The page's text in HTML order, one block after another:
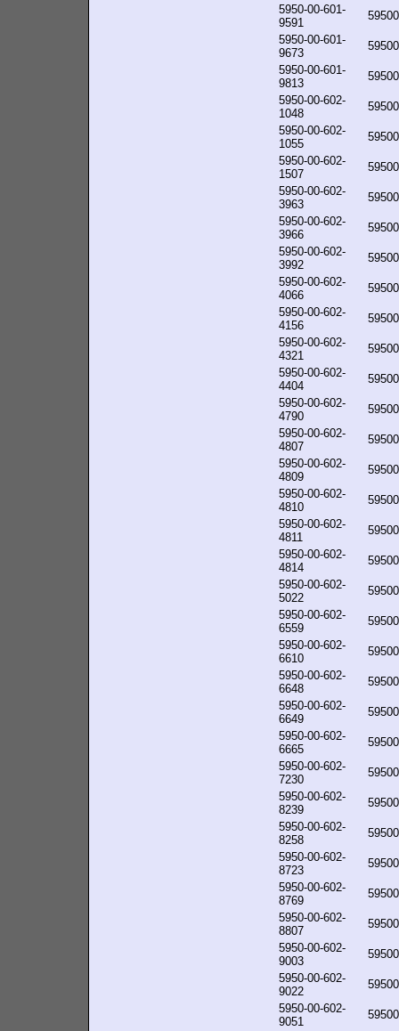
5950-00-601-
9591
5950-00-601-
9673
5950-00-601-
9813
5950-00-602-
1048
5950-00-602-
1055
5950-00-602-
1507
5950-00-602-
3963
5950-00-602-
3966
5950-00-602-
3992
5950-00-602-
4066
5950-00-602-
4156
5950-00-602-
4321
5950-00-602-
4404
5950-00-602-
4790
5950-00-602-
4807
5950-00-602-
4809
5950-00-602-
4810
5950-00-602-
4811
5950-00-602-
4814
5950-00-602-
5022
5950-00-602-
6559
5950-00-602-
6610
5950-00-602-
6648
5950-00-602-
6649
5950-00-602-
6665
5950-00-602-
7230
5950-00-602-
8239
5950-00-602-
8258
5950-00-602-
8723
5950-00-602-
8769
5950-00-602-
8807
5950-00-602-
9003
5950-00-602-
9022
5950-00-602-
9051